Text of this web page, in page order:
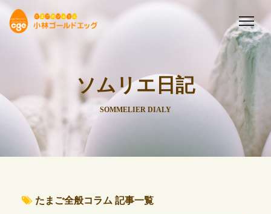
ソムリエ日記
SOMMELIER DIALY
たまご全般コラム 記事一覧